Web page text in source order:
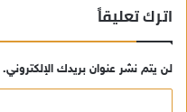
اترك تعليقاً
لن يتم نشر عنوان بريدك الإلكتروني.